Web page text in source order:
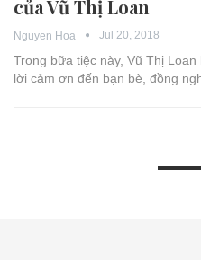
của Vũ Thị Loan
Nguyen Hoa Jul 20, 2018
Trong bữa tiệc này, Vũ Thị
lời cảm ơn đến bạn bè, đồng